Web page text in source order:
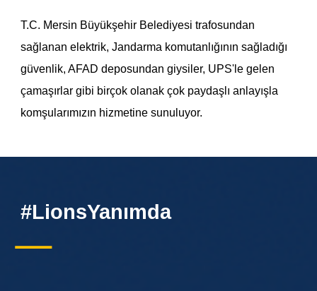
T.C. Mersin Büyükşehir Belediyesi trafosundan
sağlanan elektrik, Jandarma komutanlığının sağladığı
güvenlik, AFAD deposundan giysiler, UPS'le gelen
çamaşırlar gibi birçok olanak çok paydaşlı anlayışla
komşularımızın hizmetine sunuluyor.
#LionsYanımda